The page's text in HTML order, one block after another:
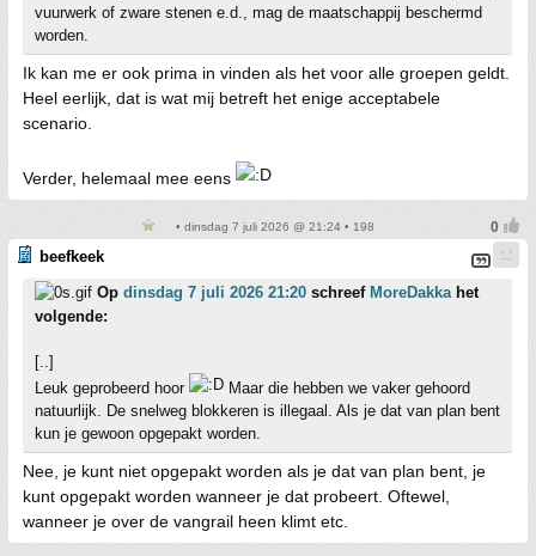
vuurwerk of zware stenen e.d., mag de maatschappij beschermd
worden.
Ik kan me er ook prima in vinden als het voor alle groepen geldt.
Heel eerlijk, dat is wat mij betreft het enige acceptabele
scenario.
Verder, helemaal mee eens
• dinsdag 7 juli 2026 @ 21:24 • 198
beefkeek
Op dinsdag 7 juli 2026 21:20 schreef MoreDakkahet
volgende:
[..]
Leuk geprobeerd hoor
Maar die hebben we vaker gehoord
natuurlijk. De snelweg blokkeren is illegaal. Als je dat van plan bent
kun je gewoon opgepakt worden.
Nee, je kunt niet opgepakt worden als je dat van plan bent, je
kunt opgepakt worden wanneer je dat probeert. Oftewel,
wanneer je over de vangrail heen klimt etc.